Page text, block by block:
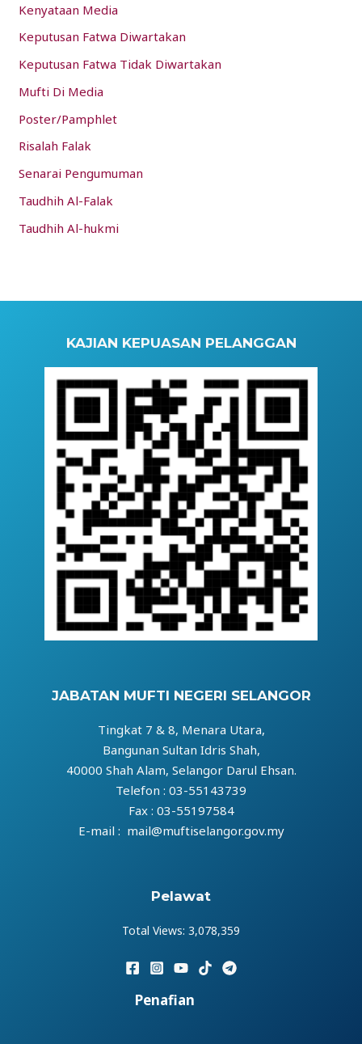
Kenyataan Media
Keputusan Fatwa Diwartakan
Keputusan Fatwa Tidak Diwartakan
Mufti Di Media
Poster/Pamphlet
Risalah Falak
Senarai Pengumuman
Taudhih Al-Falak
Taudhih Al-hukmi
KAJIAN KEPUASAN PELANGGAN
JABATAN MUFTI NEGERI SELANGOR
Tingkat 7 & 8, Menara Utara,
Bangunan Sultan Idris Shah,
40000 Shah Alam, Selangor Darul Ehsan.
Telefon : 03-55143739
Fax : 03-55197584
E-mail : mail@muftiselangor.gov.my
Pelawat
Total Views: 3,078,359
Penafian